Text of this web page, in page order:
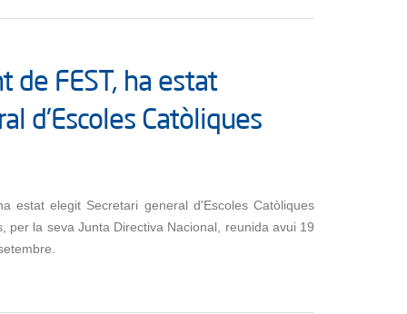
de FEST, ha estat
d'Escoles Catòliques
estat elegit Secretari general d'Escoles Catòliques
per la seva Junta Directiva Nacional, reunida avui 19